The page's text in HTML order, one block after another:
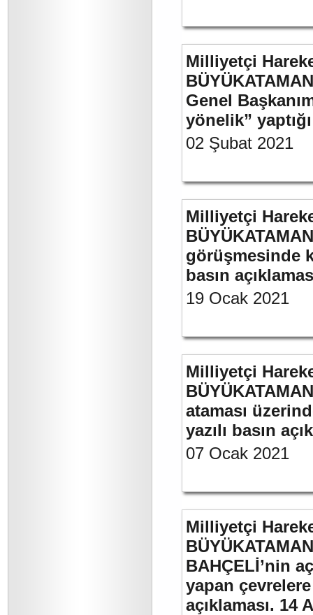
Milliyetçi
Genel
yönelik”
02 Şubat 2021
Milliyetçi
görüşmesinde
basın
19 Ocak 2021
Milliyetçi
ataması
yazılı basın
07 Ocak 2021
Milliyetçi
BAHÇELİ’nin
yapan
açıklaması. 14